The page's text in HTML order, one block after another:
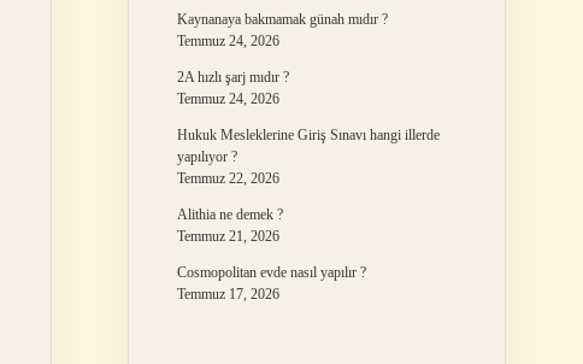
Kaynanaya bakmamak günah mıdır ?
Temmuz 24, 2026
2A hızlı şarj mıdır ?
Temmuz 24, 2026
Hukuk Mesleklerine Giriş Sınavı hangi illerde
yapılıyor ?
Temmuz 22, 2026
Alithia ne demek ?
Temmuz 21, 2026
Cosmopolitan evde nasıl yapılır ?
Temmuz 17, 2026